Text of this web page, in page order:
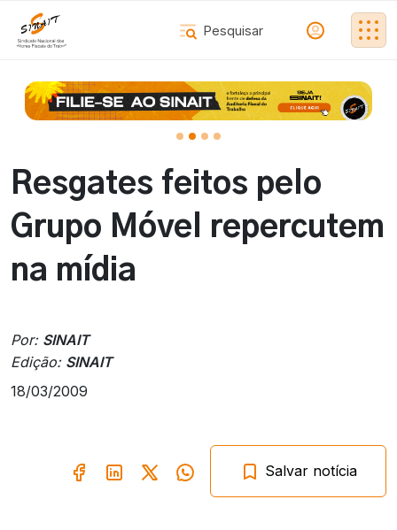
Resgates feitos pelo
Grupo Móvel repercutem
na mídia
Por: SINAIT
Edição: SINAIT
18/03/2009
Salvar notícia